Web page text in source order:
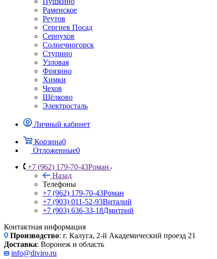
Раменское
Реутов
Сергиев Посад
Серпухов
Солнечногорск
Ступино
Узловая
Фрязино
Химки
Чехов
Щёлково
Электросталь
Личный кабинет
Корзина0
Отложенные0
+7 (962) 179-70-43Роман
Назад
Телефоны
+7 (962) 179-70-43Роман
+7 (903) 011-52-93Виталий
+7 (903) 636-33-18Дмитрий
Контактная информация
Производство: г. Калуга, 2-й Академический проезд 21
Доставка: Воронеж и область
info@diviro.ru